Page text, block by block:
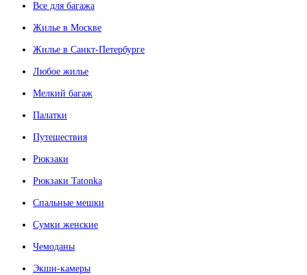
Все для багажа
Жилье в Москве
Жилье в Санкт-Петербурге
Любое жилье
Мелкий багаж
Палатки
Путешествия
Рюкзаки
Рюкзаки Tatonka
Спальные мешки
Сумки женские
Чемоданы
Экшн-камеры